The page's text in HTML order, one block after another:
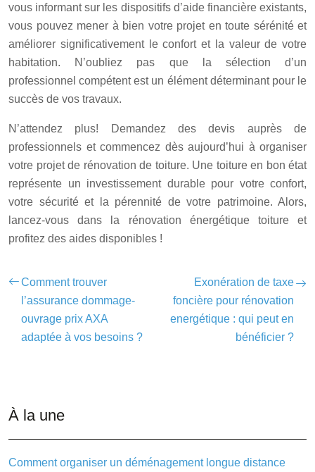
vous informant sur les dispositifs d’aide financière existants,
vous pouvez mener à bien votre projet en toute sérénité et
améliorer significativement le confort et la valeur de votre
habitation. N’oubliez pas que la sélection d’un
professionnel compétent est un élément déterminant pour le
succès de vos travaux.
N’attendez plus! Demandez des devis auprès de
professionnels et commencez dès aujourd’hui à organiser
votre projet de rénovation de toiture. Une toiture en bon état
représente un investissement durable pour votre confort,
votre sécurité et la pérennité de votre patrimoine. Alors,
lancez-vous dans la rénovation énergétique toiture et
profitez des aides disponibles !
Comment trouver
l’assurance dommage-
ouvrage prix AXA
adaptée à vos besoins ?
Exonération de taxe
foncière pour rénovation
energétique : qui peut en
bénéficier ?
À la une
Comment organiser un déménagement longue distance